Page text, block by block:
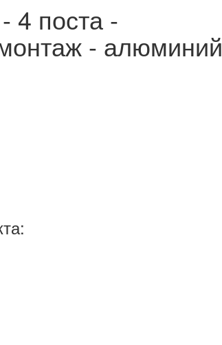
4 поста -
- алюминий